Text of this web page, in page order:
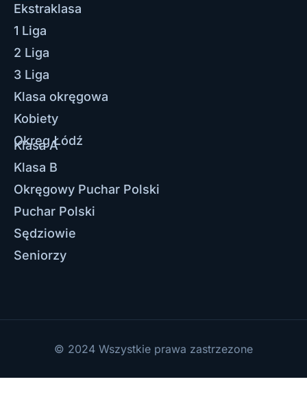
Ekstraklasa
1 Liga
2 Liga
3 Liga
Klasa okręgowa
Kobiety
Okręg Łódź
Klasa A
Klasa B
Okręgowy Puchar Polski
Puchar Polski
Sędziowie
Seniorzy
© 2024 Wszystkie prawa zastrzezone